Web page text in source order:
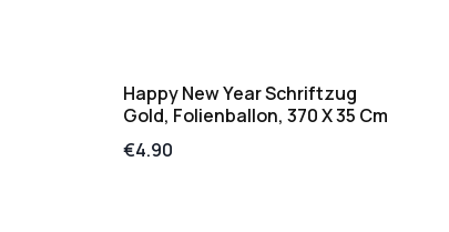
Happy New Year Schriftzug
Gold, Folienballon, 370 X 35 Cm
€4.90